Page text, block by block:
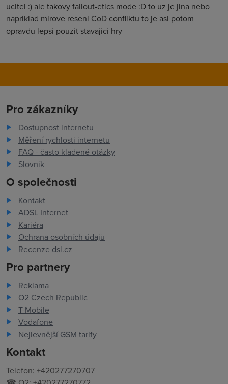
ucitel :) ale takovy fallout-etics mode :D to uz je jina nebo
napriklad mirove reseni CoD confliktu to je asi potom
opravdu lepsi pouzit stavajici hry
Pro zákazníky
Dostupnost internetu
Měření rychlosti internetu
FAQ - často kladené otázky
Slovník
O společnosti
Kontakt
ADSL Internet
Kariéra
Ochrana osobních údajů
Recenze dsl.cz
Pro partnery
Reklama
O2 Czech Republic
T-Mobile
Vodafone
Nejlevnější GSM tarify
Kontakt
Telefon: +420277270707